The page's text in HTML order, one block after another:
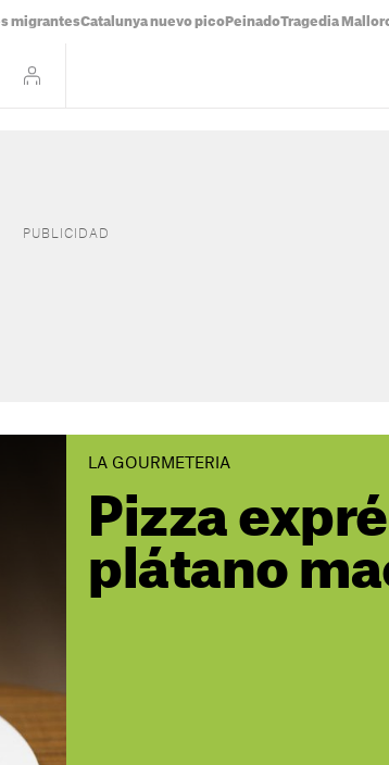
migrantesCatalunya nuevo pico PeinadoTragedia
LA GOURMETERIA
Pizza
plátano